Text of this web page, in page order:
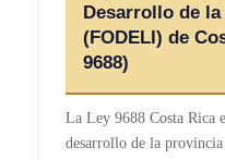
Desarrollo de
(FODELI) de
9688)
La Ley 9688 Costa Rica
desarrollo de la